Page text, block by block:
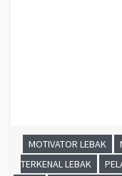
MOTIVATOR LEBAK
TERKENAL LEBAK